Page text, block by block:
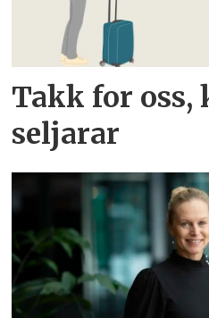
Takk for
seljarar